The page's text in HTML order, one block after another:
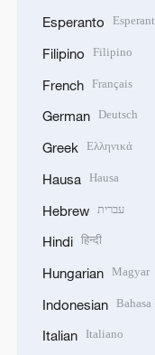
Esperanto
Filipino Filipino
French Français
German Deutsch
Greek Ελληνικά
Hausa Hausa
Hebrew עברית
Hindi हिन्दी
Hungarian Magyar
Indonesian
Italian Italiano